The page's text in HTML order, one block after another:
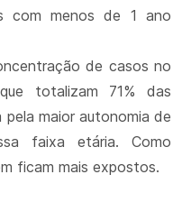
com menos de 1 ano
de casos no
totalizam 71% das
maior autonomia de
faixa etária. Como
ficam mais expostos.